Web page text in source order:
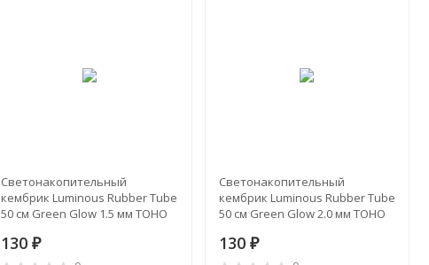
Светонакопительный
кембрик Luminous Rubber Tube
50 см Green Glow 1.5 мм TOHO
130₽
Светонакопительный
кембрик Luminous Rubber Tube
50 см Green Glow 2.0 мм TOHO
130 ₽